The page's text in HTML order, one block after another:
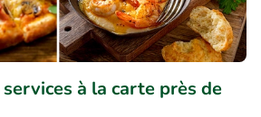
à la carte près de